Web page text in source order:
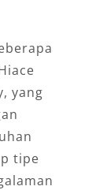
yang
tipe